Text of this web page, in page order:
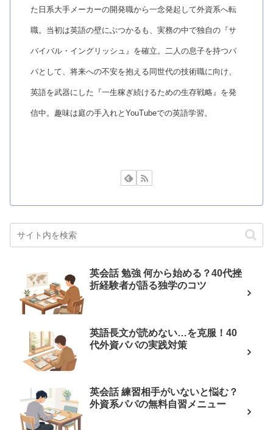
た日系大手メーカーの開発職から一念発起して外資系へ転
職。当初は英語の壁にぶつかるも、実務の中で独自の『サ
バイバル・イングリッシュ』を確立。二人の息子を持つパ
パとして、将来への不安を抱える同世代の技術職に向け、
英語を武器にした『一生稼ぎ続けるための生存戦略』を発
信中。趣味は庭の手入れとYouTubeでの英語学習。
英会話 勉強 何から始める？40代挫
折経験者が語る独学のコツ
英語長文が読めない…を克服！40
代外資パパの実践対策
英会話 練習相手がいないと悩む？
外資系パパの無料自習メニュー